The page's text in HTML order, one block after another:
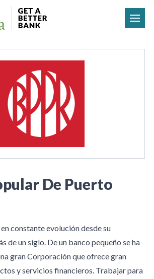
De Puerto
constante evolución desde su
de un siglo. De un banco pequeño se ha
gran Corporación que ofrece gran
y servicios financieros. Trabajar para